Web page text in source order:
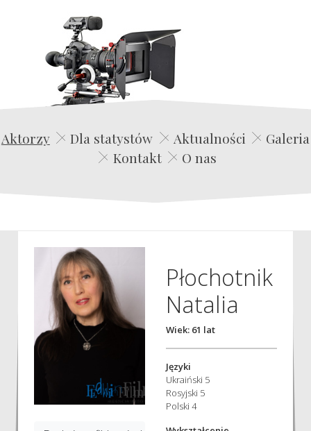
Edwin Film Agencja Aktorska
Aktorzy Dla statystów Aktualności
Galeria
Kontakt
O nas
Płochotnik
Natalia
Wiek: 61 lat
Języki
Ukraiński 5
Rosyjski 5
Polski 4